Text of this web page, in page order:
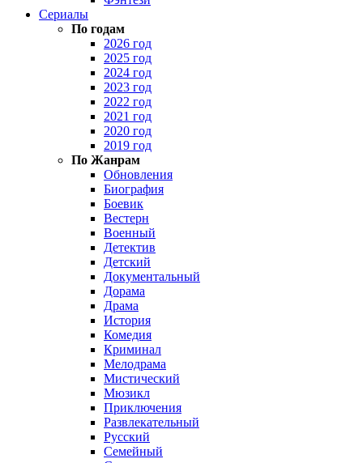
Сериалы
По годам
2026 год
2025 год
2024 год
2023 год
2022 год
2021 год
2020 год
2019 год
По Жанрам
Обновления
Биография
Боевик
Вестерн
Военный
Детектив
Детский
Документальный
Дорама
Драма
История
Комедия
Криминал
Мелодрама
Мистический
Мюзикл
Приключения
Развлекательный
Русский
Семейный